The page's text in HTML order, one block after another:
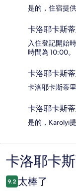
是的，住宿提
卡洛耶卡斯
入住登記開始
時間為 10:00。
卡洛耶卡斯
卡洛耶卡斯蒂
卡洛耶卡斯
是的，Karolyi
評
論
卡洛耶卡
9.2 太棒了